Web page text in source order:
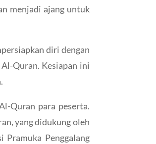
menjadi ajang untuk
diri dengan
Quran. Kesiapan ini
Quran para peserta.
yang didukung oleh
Penggalang